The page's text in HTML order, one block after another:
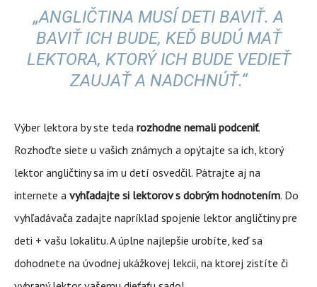
„ANGLIČTINA MUSÍ DETI BAVIŤ. A
BAVIŤ ICH BUDE, KEĎ BUDÚ MAŤ
LEKTORA, KTORÝ ICH BUDE VEDIEŤ
ZAUJAŤ A NADCHNÚŤ.“
Výber lektora by ste teda rozhodne nemali podceniť.
Rozhoďte siete u vašich známych a opýtajte sa ich, ktorý
lektor angličtiny sa im u detí osvedčil. Pátrajte aj na
internete a vyhľadajte si lektorov s dobrým hodnotením. Do
vyhľadávača zadajte napríklad spojenie lektor angličtiny pre
deti + vašu lokalitu. A úplne najlepšie urobíte, keď sa
dohodnete na úvodnej ukážkovej lekcii, na ktorej zistíte či